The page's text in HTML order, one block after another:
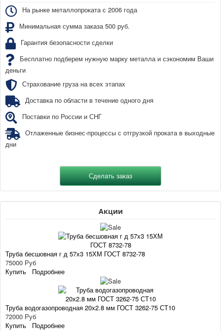
На рынке металлопроката с 2006 года
Минимальная сумма заказа 500 руб.
Гарантия безопасности сделки
Бесплатно подберем нужную марку металла и сэкономим Ваши
деньги
Страхование груза на всех этапах
Доставка по области в течение одного дня
Поставки по России и СНГ
Отлаженные бизнес-процессы с отгрузкой проката в выходные
дни
Акции
Труба бесшовная г д 57х3 15ХМ ГОСТ 8732-78
75000 Руб
Купить
Подробнее
Труба водогазопроводная 20х2.8 мм ГОСТ 3262-75 СТ10
72000 Руб
Купить
Подробнее